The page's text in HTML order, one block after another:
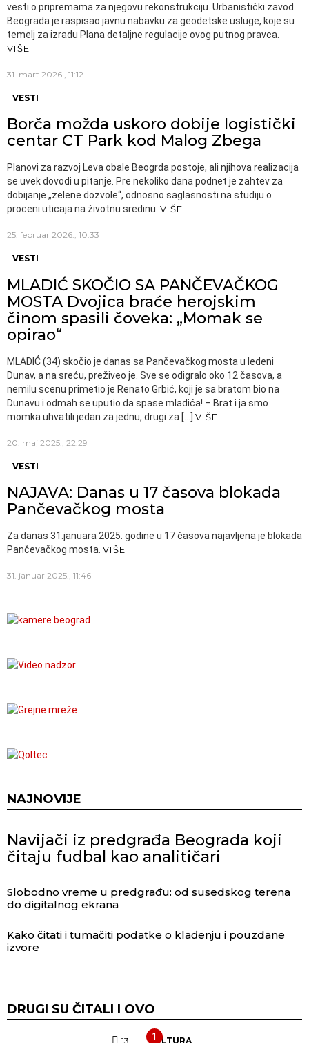
vesti o pripremama za njegovu rekonstrukciju. Urbanistički zavod
Beograda je raspisao javnu nabavku za geodetske usluge, koje su
temelj za izradu Plana detaljne regulacije ovog putnog pravca.
VIŠE
31. mart 2026., 11:12
VESTI
Borča možda uskoro dobije logistički
centar CT Park kod Malog Zbega
Planovi za razvoj Leva obale Beogrda postoje, ali njihova realizacija
se uvek dovodi u pitanje. Pre nekoliko dana podnet je zahtev za
dobijanje „zelene dozvole“, odnosno saglasnosti na studiju o
proceni uticaja na životnu sredinu. VIŠE
25. februar 2026., 10:33
VESTI
MLADIĆ SKOČIO SA PANČEVAČKOG
MOSTA Dvojica braće herojskim
činom spasili čoveka: „Momak se
opirao“
MLADIĆ (34) skočio je danas sa Pančevačkog mosta u ledeni
Dunav, a na sreću, preživeo je. Sve se odigralo oko 12 časova, a
nemilu scenu primetio je Renato Grbić, koji je sa bratom bio na
Dunavu i odmah se uputio da spase mladića! – Brat i ja smo
momka uhvatili jedan za jednu, drugi za […] VIŠE
20. maj 2025., 22:29
VESTI
NAJAVA: Danas u 17 časova blokada
Pančevačkog mosta
Za danas 31.januara 2025. godine u 17 časova najavljena je blokada
Pančevačkog mosta. VIŠE
31. januar 2025., 11:46
NAJNOVIJE
Navijači iz predgrađa Beograda koji
čitaju fudbal kao analitičari
Slobodno vreme u predgrađu: od susedskog terena
do digitalnog ekrana
Kako čitati i tumačiti podatke o klađenju i pouzdane
izvore
DRUGI SU ČITALI I OVO
13 Komentara
KULTURA